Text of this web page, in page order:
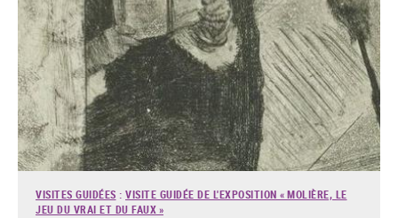
VISITES GUIDÉES : VISITE GUIDÉE DE L'EXPOSITION « MOLIÈRE, LE
JEU DU VRAI ET DU FAUX »